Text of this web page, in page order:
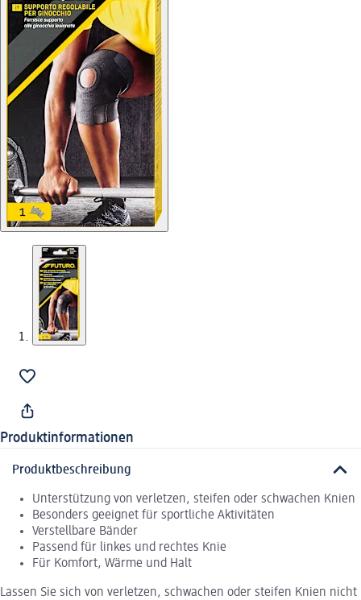
Produktinformationen
Produktbeschreibung
Unterstützung von verletzen, steifen oder schwachen Knien
Besonders geeignet für sportliche Aktivitäten
Verstellbare Bänder
Passend für linkes und rechtes Knie
Für Komfort, Wärme und Halt
Lassen Sie sich von verletzen, schwachen oder steifen Knien nicht